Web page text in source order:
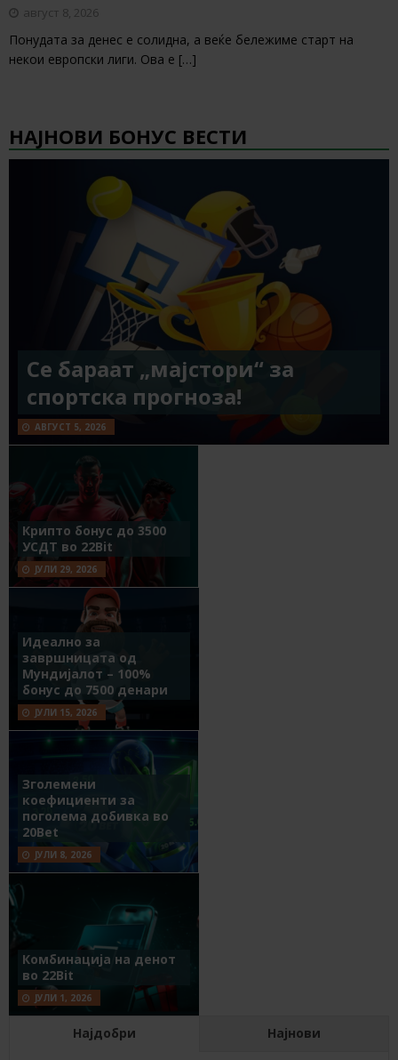
август 8, 2026
Понудата за денес е солидна, а веќе бележиме старт на
некои европски лиги. Ова е […]
НАЈНОВИ БОНУС ВЕСТИ
Се бараат „мајстори“ за
спортска прогноза!
АВГУСТ 5, 2026
Крипто бонус до 3500
УСДТ во 22Bit
ЈУЛИ 29, 2026
Идеално за
завршницата од
Мундијалот – 100%
бонус до 7500 денари
ЈУЛИ 15, 2026
Зголемени
коефициенти за
поголема добивка во
20Bet
ЈУЛИ 8, 2026
Комбинација на денот
во 22Bit
ЈУЛИ 1, 2026
Најдобри Најнови